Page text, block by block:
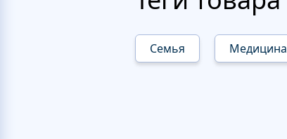
Семья Медицина